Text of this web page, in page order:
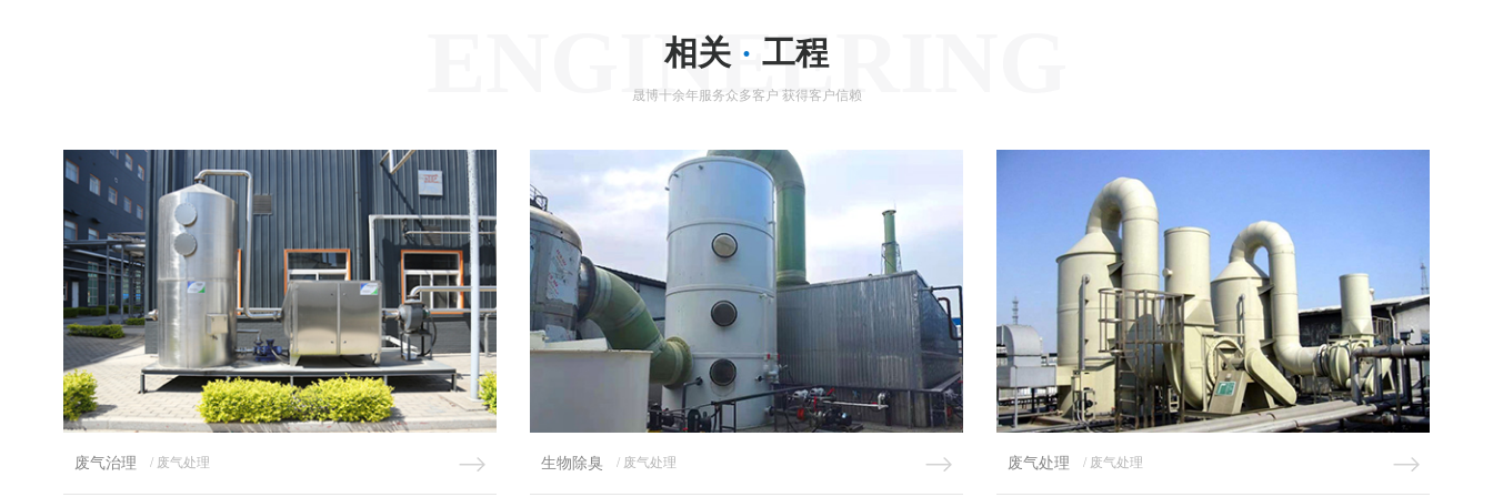
ENGINEERING
相关 · 工程
晟博十余年服务众多客户 获得客户信赖
废气治理 / 废气处理 生物除臭 / 废气处理 废气处理 / 废气处理